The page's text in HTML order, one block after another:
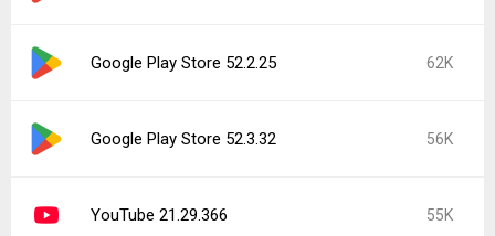
Google Play Store 52.2.25 62K
Google Play Store 52.3.32 56K
YouTube 21.29.366 55K